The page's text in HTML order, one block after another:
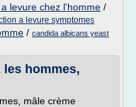
levure chez l'homme /
a levure symptomes
/ candida albicans yeast
hommes,
mâle crème